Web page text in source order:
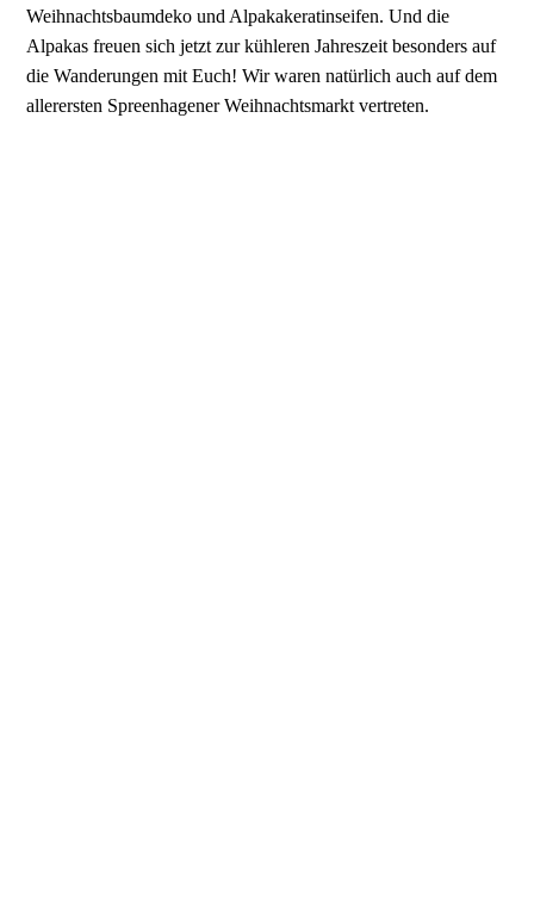
Weihnachtsbaumdeko und Alpakakeratinseifen. Und die
Alpakas freuen sich jetzt zur kühleren Jahreszeit besonders auf
die Wanderungen mit Euch! Wir waren natürlich auch auf dem
allerersten Spreenhagener Weihnachtsmarkt vertreten.